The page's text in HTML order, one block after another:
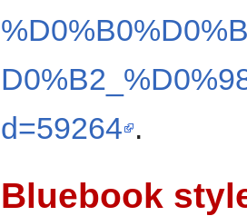
d=59264 .
Bluebook